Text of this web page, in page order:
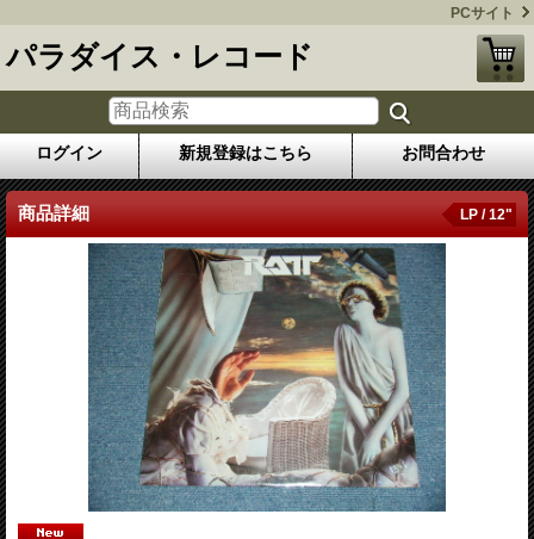
PCサイト
パラダイス・レコード
ログイン 新規登録はこちら お問合わせ
商品詳細 LP / 12"